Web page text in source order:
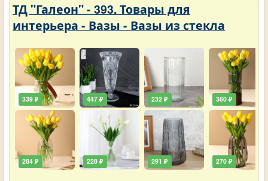
ТД "Галеон" - 393. Товары для
интерьера - Вазы - Вазы из стекла
339 ₽
284 ₽
447 ₽
228 ₽
232 ₽
291 ₽
360 ₽
270 ₽